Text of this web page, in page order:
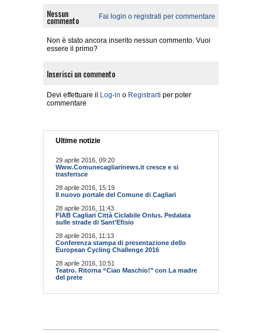
Nessun
commento Fai login o registrati per commentare
Non è stato ancora inserito nessun commento. Vuoi
essere il primo?
Inserisci un commento
Devi effettuare il Log-in o Registrarti per poter
commentare
Ultime notizie
29 aprile 2016, 09:20
Www.Comunecagliarinews.it cresce e si
trasferisce
28 aprile 2016, 15:19
Il nuovo portale del Comune di Cagliari
28 aprile 2016, 11:43
FIAB Cagliari Città Ciclabile Onlus. Pedalata
sulle strade di Sant’Efisio
28 aprile 2016, 11:13
Conferenza stampa di presentazione dello
European Cycling Challenge 2016
28 aprile 2016, 10:51
Teatro. Ritorna “Ciao Maschio!" con La madre
del prete